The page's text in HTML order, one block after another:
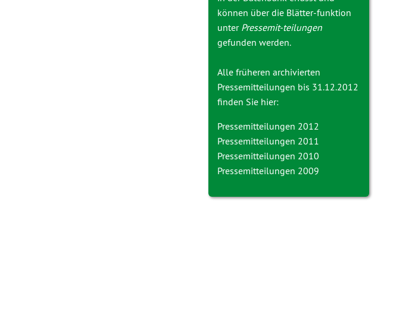
können über die Blätter-funktion
unter Pressemit-teilungen
gefunden werden.
Alle früheren archivierten
Pressemitteilungen bis 31.12.2012
finden Sie hier:
Pressemitteilungen 2012
Pressemitteilungen 2011
Pressemitteilungen 2010
Pressemitteilungen 2009